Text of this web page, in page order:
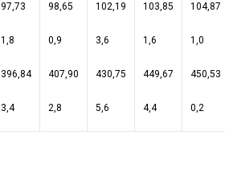
97,73 98,65 102,19 103,85 104,87
1,8 0,9 3,6 1,6 1,0
396,84 407,90 430,75 449,67 450,53
3,4 2,8 5,6 4,4 0,2